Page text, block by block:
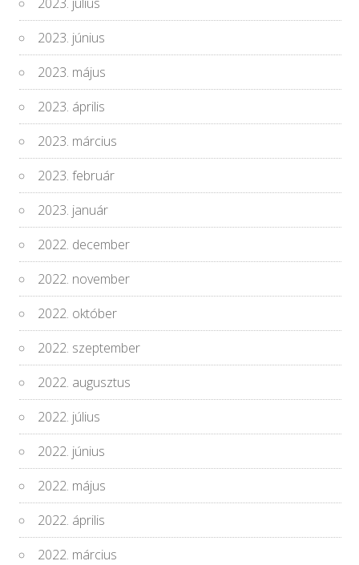
2023. június
2023. május
2023. április
2023. március
2023. február
2023. január
2022. december
2022. november
2022. október
2022. szeptember
2022. augusztus
2022. július
2022. június
2022. május
2022. április
2022. március